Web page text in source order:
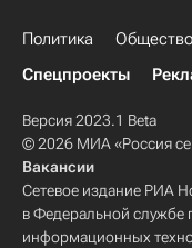
Политика Общество
Спецпроекты
Версия 2023.1 Beta
© 2026 МИА «Россия
Вакансии
Сетевое издание РИА
в Федеральной службе
информационных